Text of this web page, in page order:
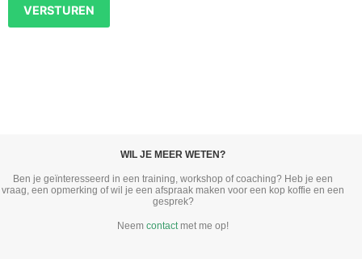
VERSTUREN
WIL JE MEER WETEN?
Ben je geïnteresseerd in een training, workshop of coaching? Heb je een
vraag, een opmerking of wil je een afspraak maken voor een kop koffie en een
gesprek?
Neem contactmet me op!